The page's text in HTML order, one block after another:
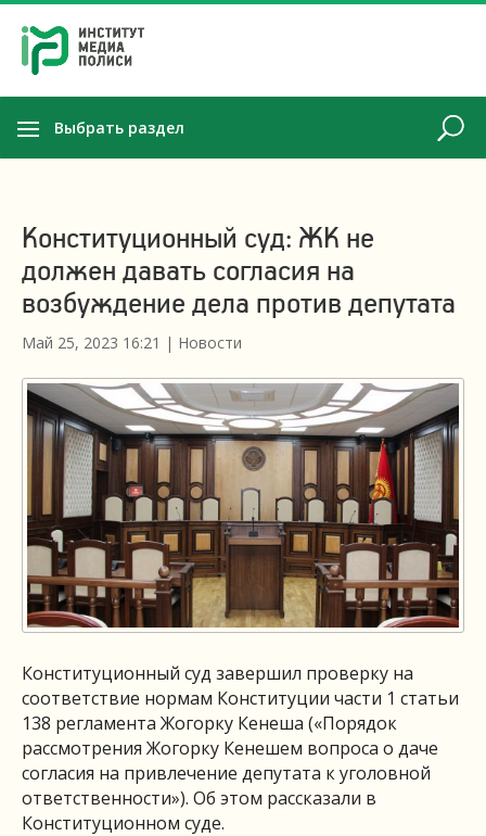
Выбрать раздел
Конституционный суд: ЖК не
должен давать согласия на
возбуждение дела против депутата
Май 25, 2023 16:21 | Новости
Конституционный суд завершил проверку на
соответствие нормам Конституции части 1 статьи
138 регламента Жогорку Кенеша («Порядок
рассмотрения Жогорку Кенешем вопроса о даче
согласия на привлечение депутата к уголовной
ответственности»). Об этом рассказали в
Конституционном суде.